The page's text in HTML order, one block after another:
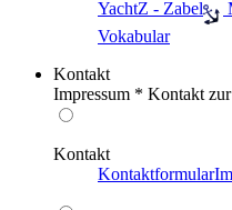
YachtZ - Zabel
Vokabular
Kontakt
Impressum * Kontakt
Kontakt
Kontaktformular